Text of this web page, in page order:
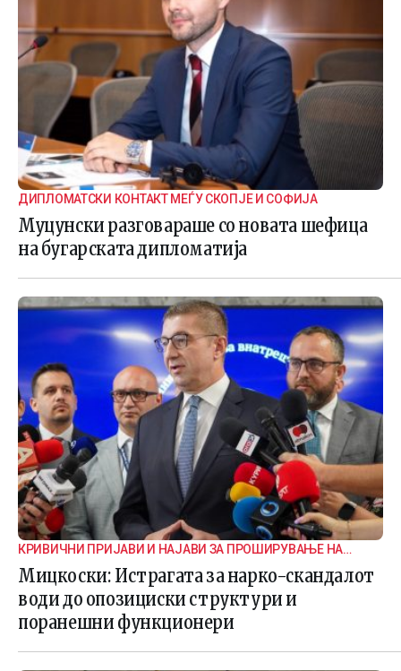
ДИПЛОМАТСКИ КОНТАКТ МЕЃУ СКОПЈЕ И СОФИЈА
Муцунски разговараше со новата шефица
на бугарската дипломатија
КРИВИЧНИ ПРИЈАВИ И НАЈАВИ ЗА ПРОШИРУВАЊЕ НА
ИСТРАГАТА
Мицкоски: Истрагата за нарко-скандалот
води до опозициски структури и
поранешни функционери